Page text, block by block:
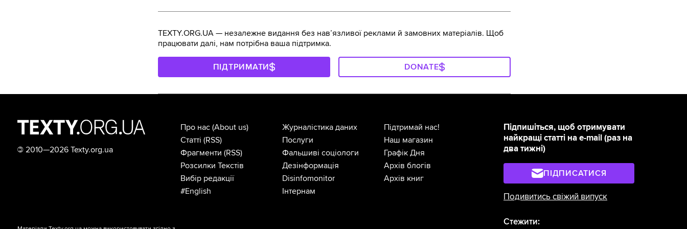
TEXTY.ORG.UA — незалежне видання без навʼязливої реклами й замовних матеріалів. Щоб
працювати далі, нам потрібна ваша підтримка.
ПІДТРИМАТИ DONATE
© 2010—2026 Texty.org.ua
Підпишіться, щоб отримувати
найкращі статті на e-mail (раз на
два тижні)
ПІДПИСАТИСЯ
Подивитись свіжий випуск
Стежити:
Про нас (About us)
Статті (RSS)
Фрагменти (RSS)
Розсилки Текстів
Вибір редакції
#English
Журналістика даних
Послуги
Фальшиві соціологи
Дезінформація
Disinfomonitor
Інтернам
Підтримай нас!
Наш магазин
Графік Дня
Архів блогів
Архів книг